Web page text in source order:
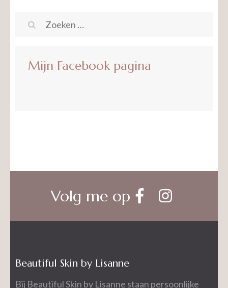
Zoeken
Mijn Facebook pagina
Volg me op
Beautiful Skin by Lisanne
Bij Beautiful Skin by Lisanne staan persoonlijke